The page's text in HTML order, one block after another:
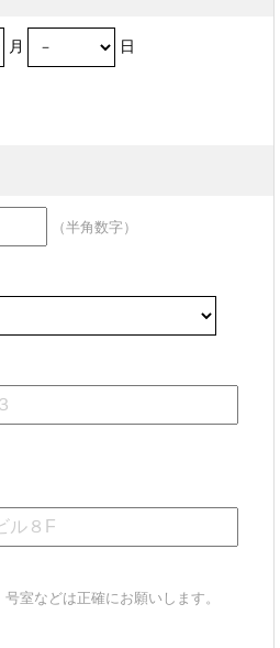
月 日
（半角数字）
室などは正確にお願いします。